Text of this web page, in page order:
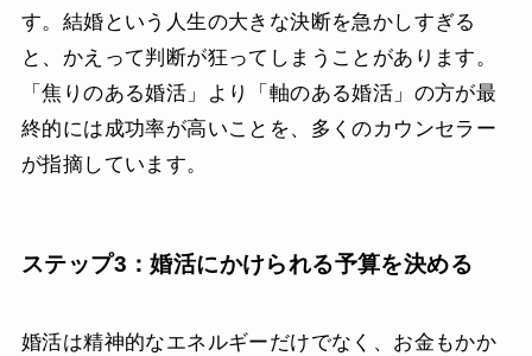
す。結婚という人生の大きな決断を急かしすぎる
と、かえって判断が狂ってしまうことがあります。
「焦りのある婚活」より「軸のある婚活」の方が最
終的には成功率が高いことを、多くのカウンセラー
が指摘しています。
ステップ3：婚活にかけられる予算を決める
婚活は精神的なエネルギーだけでなく、お金もかか